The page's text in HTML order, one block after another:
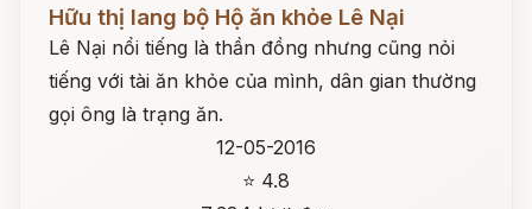
Hữu thị lang bộ Hộ ăn khỏe Lê Nại
Lê Nại nổi tiếng là thần đồng nhưng cũng nỏi
tiếng với tài ăn khỏe của mình, dân gian thường
gọi ông là trạng ăn.
12-05-2016
⭐ 4.8